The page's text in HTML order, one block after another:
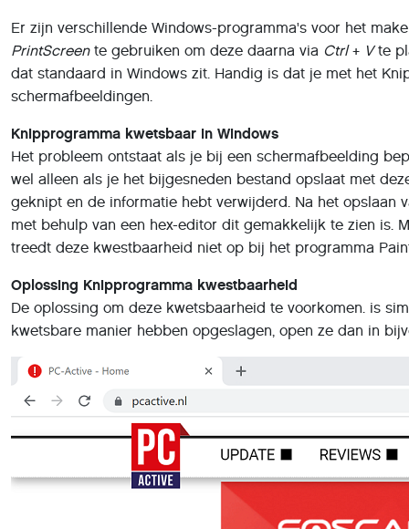
Er zijn verschillende Windows-programma's voor het
PrintScreente gebruiken om deze daarna via Ctrl+ Vte
dat standaard in Windows zit. Handig is dat je met het
schermafbeeldingen.
Knipprogramma kwetsbaar in Windows
Het probleem ontstaat als je bij een schermafbeelding
wel alleen als je het bijgesneden bestand opslaat met
geknipt en de informatie hebt verwijderd. Na het opslaan
met behulp van een hex-editor dit gemakkelijk te zien is.
treedt deze kwestbaarheid niet op bij het programma
Oplossing Knipprogramma kwestbaarheid
De oplossing om deze kwetsbaarheid te voorkomen. is
kwetsbare manier hebben opgeslagen, open ze dan in